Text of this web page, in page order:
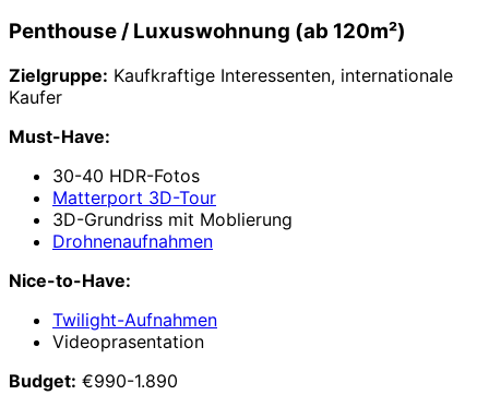
Penthouse / Luxuswohnung (ab 120m²)
Zielgruppe: Kaufkraftige Interessenten, internationale
Kaufer
Must-Have:
30-40 HDR-Fotos
Matterport 3D-Tour
3D-Grundriss mit Moblierung
Drohnenaufnahmen
Nice-to-Have:
Twilight-Aufnahmen
Videoprasentation
Budget: €990-1.890